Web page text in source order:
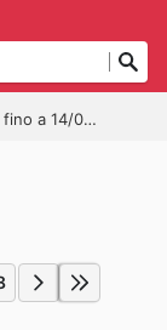
a 14/06/2026